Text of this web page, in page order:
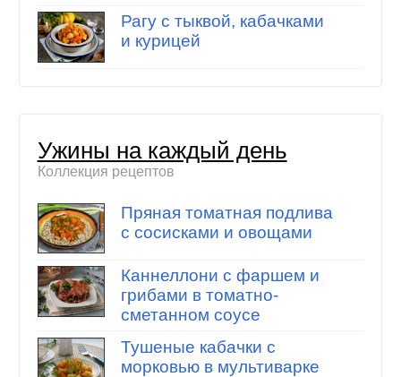
Рагу с тыквой, кабачками
и курицей
Ужины на каждый день
Коллекция рецептов
Пряная томатная подлива
с сосисками и овощами
Каннеллони с фаршем и
грибами в томатно-
сметанном соусе
Тушеные кабачки с
морковью в мультиварке